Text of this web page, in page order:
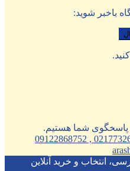
باخبر شوید:
انتخاب و خرید آنلاین